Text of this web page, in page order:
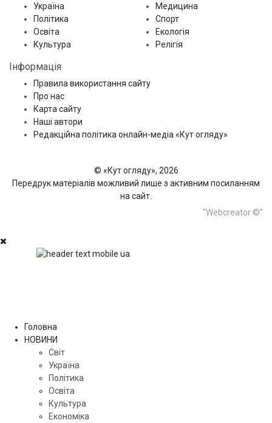
Україна
Політика
Освіта
Культура
Медицина
Спорт
Екологія
Релігія
Інформація
Правила використання сайту
Про нас
Карта сайту
Наші автори
Редакційна політика онлайн-медіа «Кут огляду»
© «Кут огляду», 2026
Передрук матеріалів можливий лише з активним посиланням
на сайт.
"Webcreator ©"
Головна
НОВИНИ
Світ
Україна
Політика
Освіта
Культура
Економіка